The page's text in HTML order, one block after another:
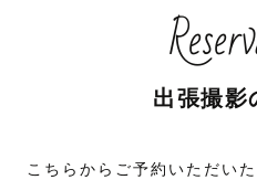
出張撮影
こちらからご予約いただい